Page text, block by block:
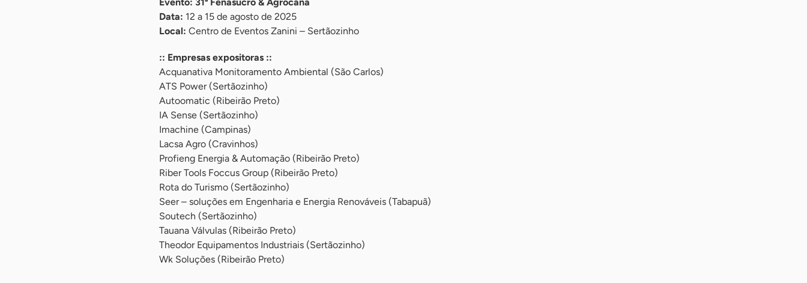
Data: 12 a 15 de agosto de 2025
Local: Centro de Eventos Zanini – Sertãozinho
:: Empresas expositoras ::
Acquanativa Monitoramento Ambiental (São Carlos)
ATS Power (Sertãozinho)
Autoomatic (Ribeirão Preto)
IA Sense (Sertãozinho)
Imachine (Campinas)
Lacsa Agro (Cravinhos)
Profieng Energia & Automação (Ribeirão Preto)
Riber Tools Foccus Group (Ribeirão Preto)
Rota do Turismo (Sertãozinho)
Seer – soluções em Engenharia e Energia Renováveis (Tabapuã)
Soutech (Sertãozinho)
Tauana Válvulas (Ribeirão Preto)
Theodor Equipamentos Industriais (Sertãozinho)
Wk Soluções (Ribeirão Preto)